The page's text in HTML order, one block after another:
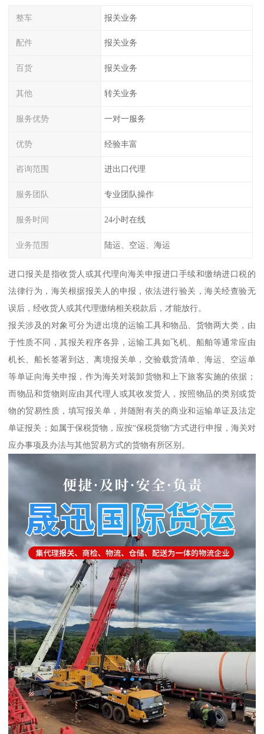
整车 报关业务
配件 报关业务
百货 报关业务
其他 转关业务
服务优势 一对一服务
优势 经验丰富
咨询范围 进出口代理
服务团队 专业团队操作
服务时间 24小时在线
业务范围 陆运、空运、海运
进口报关是指收货人或其代理向海关申报进口手续和缴纳进口税的
法律行为，海关根据报关人的申报，依法进行验关，海关经查验无
误后，经收货人或其代理缴纳相关税款后，才能放行。
报关涉及的对象可分为进出境的运输工具和物品、货物两大类，由
于性质不同，其报关程序各异，运输工具如飞机、船舶等通常应由
机长、船长签署到达、离境报关单，交验载货清单、海运、空运单
等单证向海关申报，作为海关对装卸货物和上下旅客实施的依据；
而物品和货物则应由其代理人或其收发货人，按照物品的类别或货
物的贸易性质，填写报关单，并随附有关的商业和运输单证及法定
单证报关；如属于保税货物，应按“保税货物”方式进行申报，海关对
应办事项及办法与其他贸易方式的货物有所区别。